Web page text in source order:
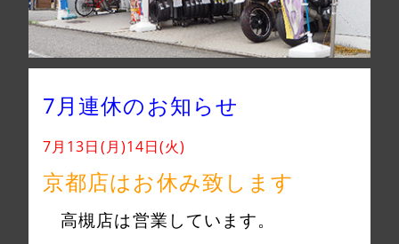
7月連休のお知らせ
7月13日(月)14日(火)
京都店はお休み致します
高槻店は営業しています。